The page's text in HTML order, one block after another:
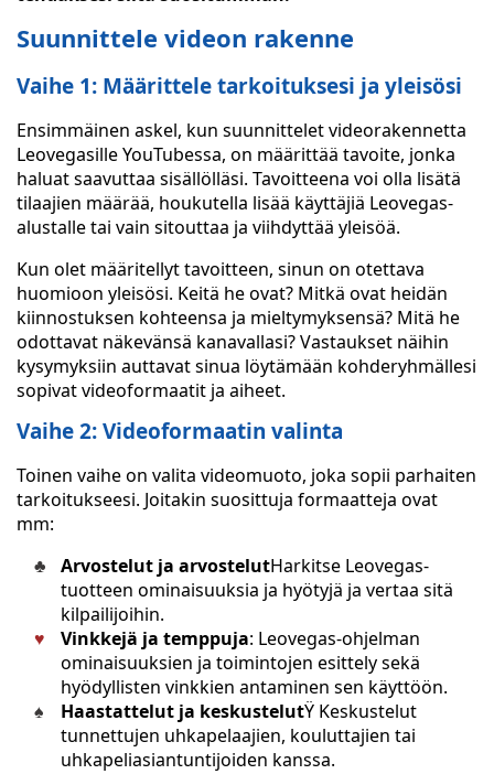
Suunnittele videon rakenne
Vaihe 1: Määrittele tarkoituksesi ja yleisösi
Ensimmäinen askel, kun suunnittelet videorakennetta
Leovegasille YouTubessa, on määrittää tavoite, jonka
haluat saavuttaa sisällölläsi. Tavoitteena voi olla lisätä
tilaajien määrää, houkutella lisää käyttäjiä Leovegas-
alustalle tai vain sitouttaa ja viihdyttää yleisöä.
Kun olet määritellyt tavoitteen, sinun on otettava
huomioon yleisösi. Keitä he ovat? Mitkä ovat heidän
kiinnostuksen kohteensa ja mieltymyksensä? Mitä he
odottavat näkevänsä kanavallasi? Vastaukset näihin
kysymyksiin auttavat sinua löytämään kohderyhmällesi
sopivat videoformaatit ja aiheet.
Vaihe 2: Videoformaatin valinta
Toinen vaihe on valita videomuoto, joka sopii parhaiten
tarkoitukseesi. Joitakin suosittuja formaatteja ovat
mm:
Arvostelut ja arvostelutHarkitse Leovegas-
tuotteen ominaisuuksia ja hyötyjä ja vertaa sitä
kilpailijoihin.
Vinkkejä ja temppuja: Leovegas-ohjelman
ominaisuuksien ja toimintojen esittely sekä
hyödyllisten vinkkien antaminen sen käyttöön.
Haastattelut ja keskustelutŸ Keskustelut
tunnettujen uhkapelaajien, kouluttajien tai
uhkapeliasiantuntijoiden kanssa.